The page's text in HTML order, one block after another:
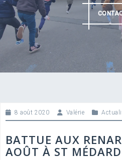
8 août 2020 Valérie
BATTUE AUX
AOÛT À ST